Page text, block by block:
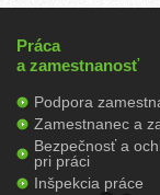
Práca
a zamestnanosť
Podpora
Zamestnanec a
Bezpečnosť a
pri práci
Inšpekcia práce